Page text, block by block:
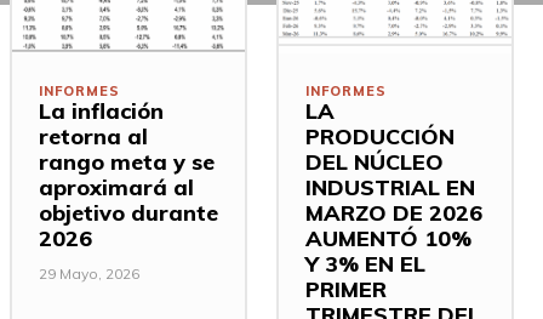
INFORMES
La inflación
retorna al
rango meta y se
aproximará al
objetivo durante
2026
29 Mayo, 2026
INFORMES
LA
PRODUCCIÓN
DEL NÚCLEO
INDUSTRIAL EN
MARZO DE 2026
AUMENTÓ 10%
Y 3% EN EL
PRIMER